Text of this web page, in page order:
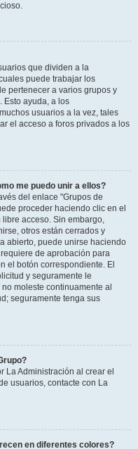
que dividen a la
puede trabajar los
pertenecer a varios grupos y
Esto ayuda, a los
usuarios a la vez, tales
el acceso a foros privados a los
me puedo unir a ellos?
del enlace "Grupos de
proceder haciendo clic en el
acceso. Sin embargo,
otros están cerrados y
abierto, puede unirse haciendo
de aprobación para
el botón correspondiente. El
y seguramente le
moleste continuamente al
seguramente tenga sus
La Administración al crear el
usuarios, contacte con La
en diferentes colores?